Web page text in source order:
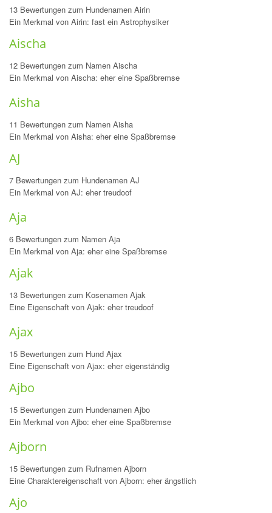
13 Bewertungen zum Hundenamen Airin
Ein Merkmal von Airin: fast ein Astrophysiker
Aischa
12 Bewertungen zum Namen Aischa
Ein Merkmal von Aischa: eher eine Spaßbremse
Aisha
11 Bewertungen zum Namen Aisha
Ein Merkmal von Aisha: eher eine Spaßbremse
AJ
7 Bewertungen zum Hundenamen AJ
Ein Merkmal von AJ: eher treudoof
Aja
6 Bewertungen zum Namen Aja
Ein Merkmal von Aja: eher eine Spaßbremse
Ajak
13 Bewertungen zum Kosenamen Ajak
Eine Eigenschaft von Ajak: eher treudoof
Ajax
15 Bewertungen zum Hund Ajax
Eine Eigenschaft von Ajax: eher eigenständig
Ajbo
15 Bewertungen zum Hundenamen Ajbo
Ein Merkmal von Ajbo: eher eine Spaßbremse
Ajborn
15 Bewertungen zum Rufnamen Ajborn
Eine Charaktereigenschaft von Ajborn: eher ängstlich
Ajo